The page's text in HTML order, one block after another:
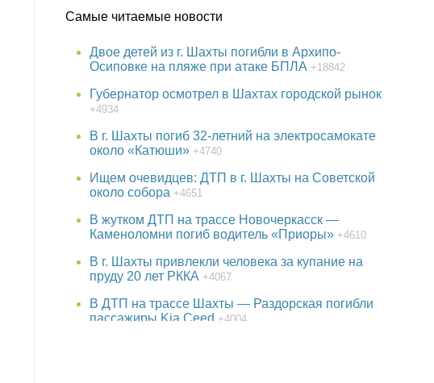
Самые читаемые новости
Двое детей из г. Шахты погибли в Архипо-
Осиповке на пляже при атаке БПЛА +18842
Губернатор осмотрел в Шахтах городской рынок
+4934
В г. Шахты погиб 32-летний на электросамокате
около «Катюши» +4740
Ищем очевидцев: ДТП в г. Шахты на Советской
около собора +4651
В жутком ДТП на трассе Новочеркасск —
Каменоломни погиб водитель «Приоры» +4610
В г. Шахты привлекли человека за купание на
пруду 20 лет РККА +4067
В ДТП на трассе Шахты — Раздорская погибли
пассажиры Kia Ceed +4004